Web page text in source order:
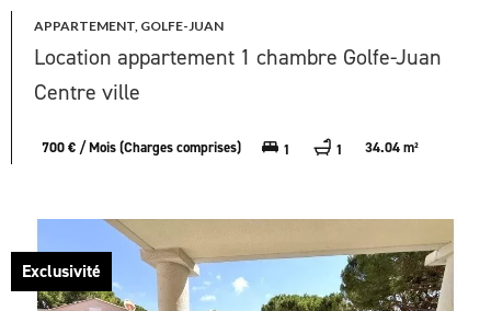
APPARTEMENT, GOLFE-JUAN
Location appartement 1 chambre Golfe-Juan
Centre ville
700 € / Mois (Charges comprises) 1 1 34.04 m²
Exclusivité